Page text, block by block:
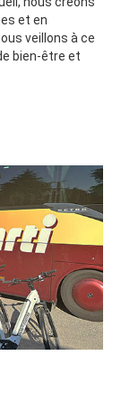
et en
veillons à ce
bien-être et